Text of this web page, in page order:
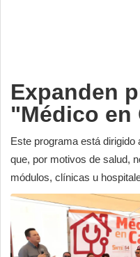
Expanden
"Médico en
Este programa está
que, por motivos de salud,
módulos, clínicas u